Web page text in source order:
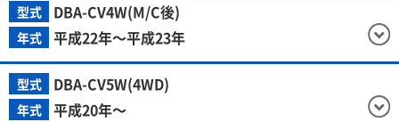
型式 DBA-CV4W(M/C後)
年式 平成22年～平成23年
型式 DBA-CV5W(4WD)
年式 平成20年～